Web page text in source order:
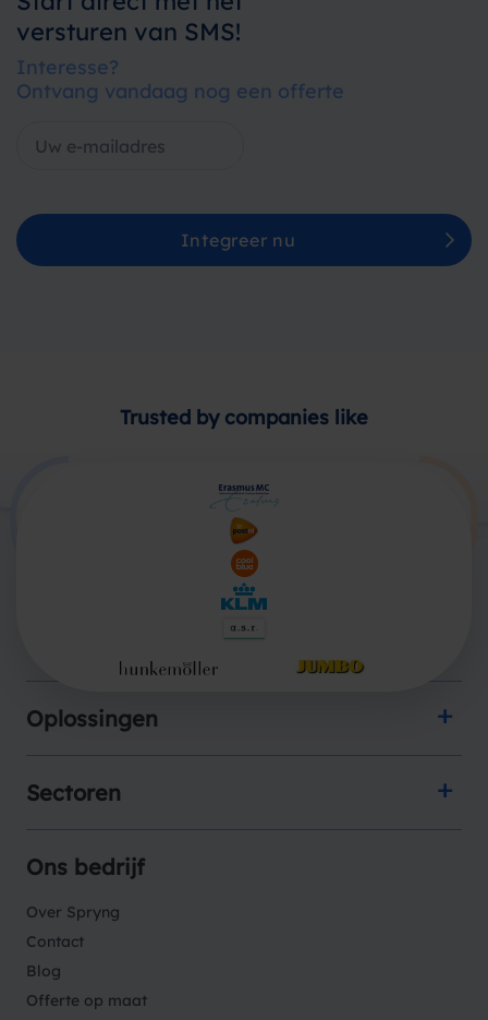
versturen van SMS!
Interesse?
Ontvang vandaag nog een offerte
Integreer nu
Trusted by companies like
Oplossingen
Sectoren
Ons bedrijf
Over Spryng
Contact
Blog
Offerte op maat